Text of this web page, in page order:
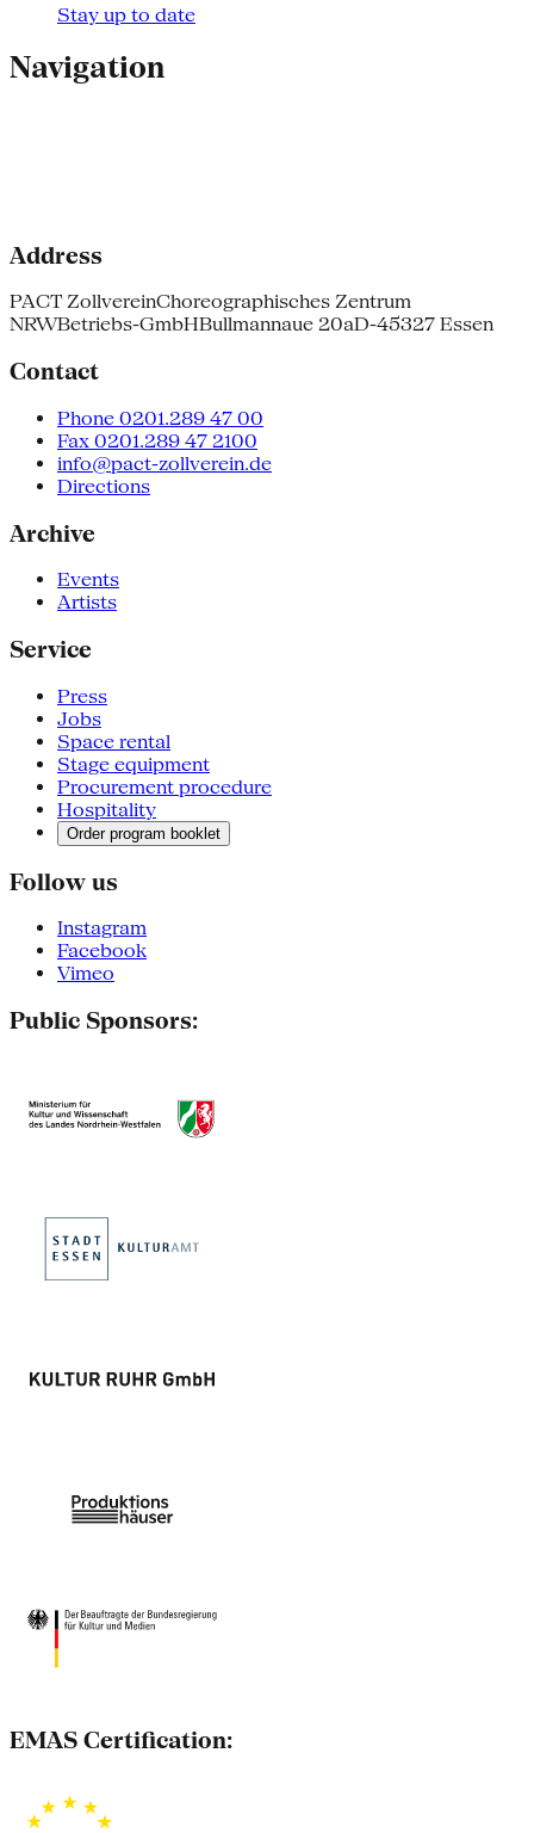
Stay up to date
Navigation
Address
PACT ZollvereinChoreographisches Zentrum
NRWBetriebs-GmbHBullmannaue 20aD-45327 Essen
Contact
Phone 0201.289 47 00
Fax 0201.289 47 2100
info@pact-zollverein.de
Directions
Archive
Events
Artists
Service
Press
Jobs
Space rental
Stage equipment
Procurement procedure
Hospitality
Order program booklet
Follow us
Instagram
Facebook
Vimeo
Public Sponsors:
EMAS Certification: